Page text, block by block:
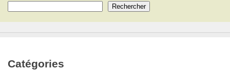
Rechercher
Catégories